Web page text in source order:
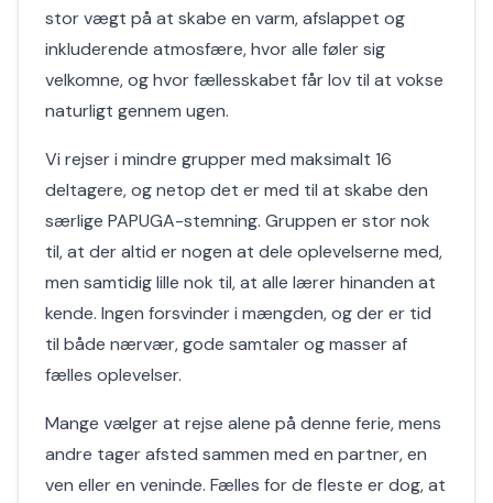
stor vægt på at skabe en varm, afslappet og
inkluderende atmosfære, hvor alle føler sig
velkomne, og hvor fællesskabet får lov til at vokse
naturligt gennem ugen.
Vi rejser i mindre grupper med maksimalt 16
deltagere, og netop det er med til at skabe den
særlige PAPUGA-stemning. Gruppen er stor nok
til, at der altid er nogen at dele oplevelserne med,
men samtidig lille nok til, at alle lærer hinanden at
kende. Ingen forsvinder i mængden, og der er tid
til både nærvær, gode samtaler og masser af
fælles oplevelser.
Mange vælger at rejse alene på denne ferie, mens
andre tager afsted sammen med en partner, en
ven eller en veninde. Fælles for de fleste er dog, at